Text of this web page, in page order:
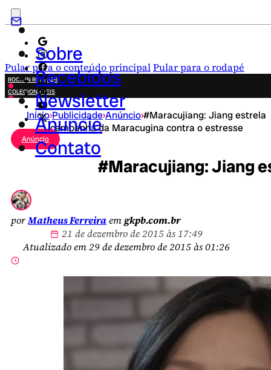
Pular para o conteúdo principalPular para o rodapé
Sobre
Recebidos
Newsletter
Anuncie
Contato
ROCK IN RIO 2026
COLECIONÁVEIS
FESTA JUNINA
NOVIDADES
CAMPANHAS CRIATIVAS
Início›Publicidade›Anúncio›#Maracujiang: Jiang estrela
campanha da Maracugina contra o estresse
Anúncio
#Maracujiang: Jiang
porMatheus Ferreiraemgkpb.com.br
21 de dezembro de 2015 às 17:49
Atualizado em 29 de dezembro de 2015 às 01:26